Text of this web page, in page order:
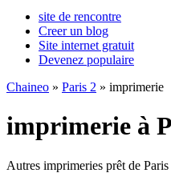
site de rencontre
Creer un blog
Site internet gratuit
Devenez populaire
Chaineo » Paris 2 » imprimerie
imprimerie à
Autres imprimeries prêt de Paris